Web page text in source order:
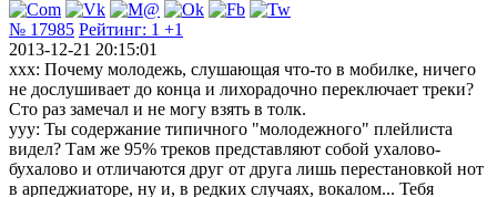
№ 17985 Рейтинг: 1 +1
2013-12-21 20:15:01
xxx: Почему молодежь, слушающая что-то в мобилке, ничего
не дослушивает до конца и лихорадочно переключает треки?
Сто раз замечал и не могу взять в толк.
yyy: Ты содержание типичного "молодежного" плейлиста
видел? Там же 95% треков представляют собой ухалово-
бухалово и отличаются друг от друга лишь перестановкой нот
в арпеджиаторе, ну и, в редких случаях, вокалом... Тебя